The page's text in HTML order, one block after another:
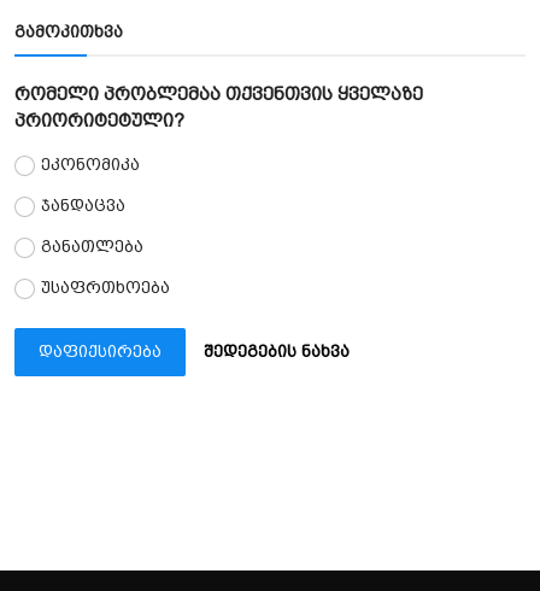
გამოკითხვა
რომელი პრობლემაა თქვენთვის ყველაზე
პრიორიტეტული?
ეკონომიკა
ჯანდაცვა
განათლება
უსაფრთხოება
დაფიქსირება შედეგების ნახვა